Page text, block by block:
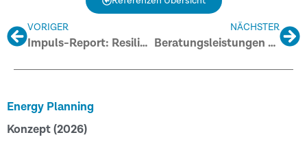
VORIGER
Impuls-Report: Resilienz als Systemanforderung der Energieversorgung im internationalen Vergleich
NÄCHSTER
Beratungsleistungen zu grüner Fernwärme
Energy Planning
Konzept (2026)